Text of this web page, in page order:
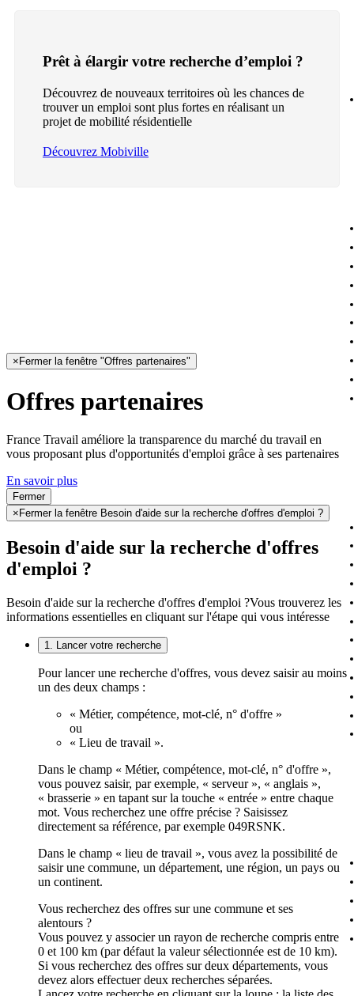
Prêt à élargir votre recherche d’emploi ?
Découvrez de nouveaux territoires où les chances de
trouver un emploi sont plus fortes en réalisant un
projet de mobilité résidentielle
Découvrez Mobiville
× Fermer la fenêtre "Offres partenaires"
Offres partenaires
France Travail améliore la transparence du marché du travail en
vous proposant plus d'opportunités d'emploi grâce à ses partenaires
En savoir plus
Fermer
× Fermer la fenêtre Besoin d'aide sur la recherche d'offres d'emploi ?
Besoin d'aide sur la recherche d'offres
d'emploi ?
Besoin d'aide sur la recherche d'offres d'emploi ?Vous trouverez les
informations essentielles en cliquant sur l'étape qui vous intéresse
1. Lancer votre recherche
Pour lancer une recherche d'offres, vous devez saisir au moins
un des deux champs :
« Métier, compétence, mot-clé, n° d'offre »
ou
« Lieu de travail ».
Dans le champ « Métier, compétence, mot-clé, n° d'offre »,
vous pouvez saisir, par exemple, « serveur », « anglais »,
« brasserie » en tapant sur la touche « entrée » entre chaque
mot. Vous recherchez une offre précise ? Saisissez
directement sa référence, par exemple 049RSNK.
Dans le champ « lieu de travail », vous avez la possibilité de
saisir une commune, un département, une région, un pays ou
un continent.
Vous recherchez des offres sur une commune et ses
alentours ?
Vous pouvez y associer un rayon de recherche compris entre
0 et 100 km (par défaut la valeur sélectionnée est de 10 km).
Si vous recherchez des offres sur deux départements, vous
devez alors effectuer deux recherches séparées.